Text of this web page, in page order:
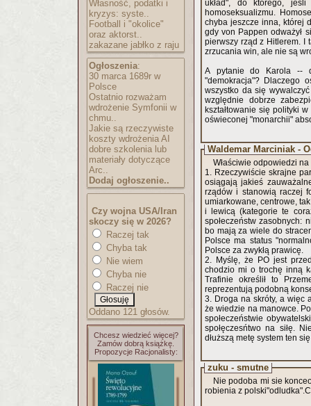
Własność, podatki i
kryzys: syste..
Football i "okolice"
oraz aktorst..
zakazane jabłko z raju
Ogłoszenia:
30 marca 1689r w
Polsce
Ostatnio rozważam
wdrożenie Symfonii w
chmu..
Jakie są rzeczywiste
koszty wdrożenia AI
dobre szkolenia lub
materiały dotyczące
Arc..
Dodaj ogłoszenie..
Czy wojna USA/Iran
skoczy się w 2026?
Raczej tak
Chyba tak
Nie wiem
Chyba nie
Raczej nie
Oddano 121 głosów.
Chcesz wiedzieć więcej?
Zamów dobrą książkę.
Propozycje Racjonalisty:
układ", do którego,
homoseksualizmu.
chyba jeszcze inna, której
gdy von Pappen odważył
pierwszy rząd z Hitlerem. I
zrzucania win, ale nie są
A pytanie do Karola --
"demokracja"? Dlaczego
wszystko da się
względnie dobrze
kształtowanie się polityki
oświeconej "monarchii"
Waldemar Marciniak -
Właściwie odpowiedzi
1. Rzeczywiście skrajne
osiągają jakieś
rządów i stanowią raczej
umiarkowane, centrowe,
i lewicą (kategorie te
społeczeństw zasobnych:
bo mają za wiele do
Polsce ma status
Polsce za zwykłą prawicę.
2. Myślę, że PO jest
chodzio mi o trochę inną
Trafinie określił to
reprezentują podobną
3. Droga na skróty, a więc
że wiedzie na manowce.
społeczeństwie
społęczesńtwo na siłę.
dłuższą metę system ten
zuku - smutne
Nie podoba mi sie
robienia z